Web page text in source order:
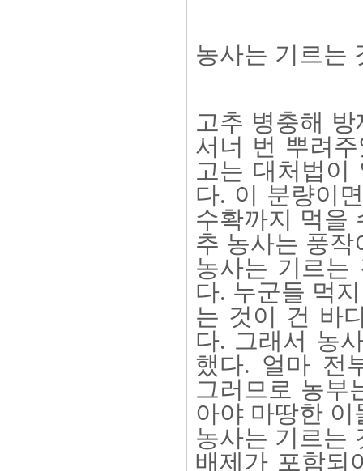
농사는 기르는
고추 병충해
서너 번 뿌려
고는 대처법이
다. 이 분량이
수확까지 먹을
추 농사는 풍작
농사는 기르는
다. 누군들 먹
는 것이 건 바
다. 그래서 농
했다. 얼마 전
그러므로 농부
아야 마땅한 이
농사는 기르는
배제가 포함되